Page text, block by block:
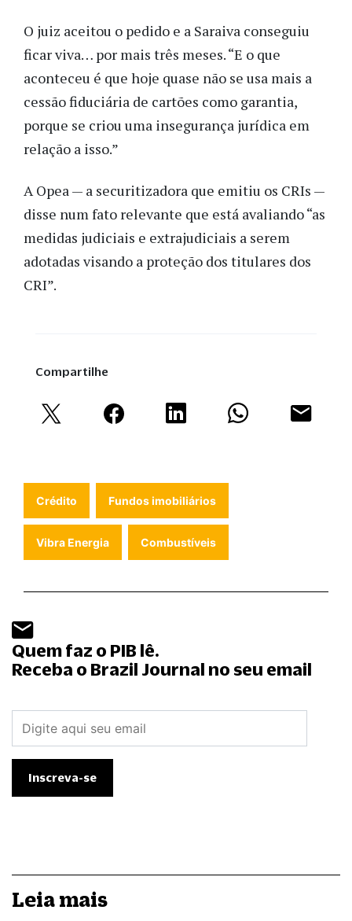
O juiz aceitou o pedido e a Saraiva conseguiu
ficar viva… por mais três meses. “E o que
aconteceu é que hoje quase não se usa mais a
cessão fiduciária de cartões como garantia,
porque se criou uma insegurança jurídica em
relação a isso.”
A Opea — a securitizadora que emitiu os CRIs —
disse num fato relevante que está avaliando “as
medidas judiciais e extrajudiciais a serem
adotadas visando a proteção dos titulares dos
CRI”.
Compartilhe
Crédito Fundos imobiliários
Vibra Energia Combustíveis
Quem faz o PIB lê.
Receba o Brazil Journal no seu email
Leia mais